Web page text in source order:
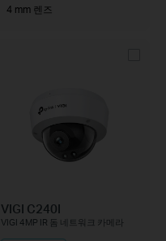
4 mm 렌즈
VIGI C240I
VIGI 4MP IR 돔 네트워크 카메라